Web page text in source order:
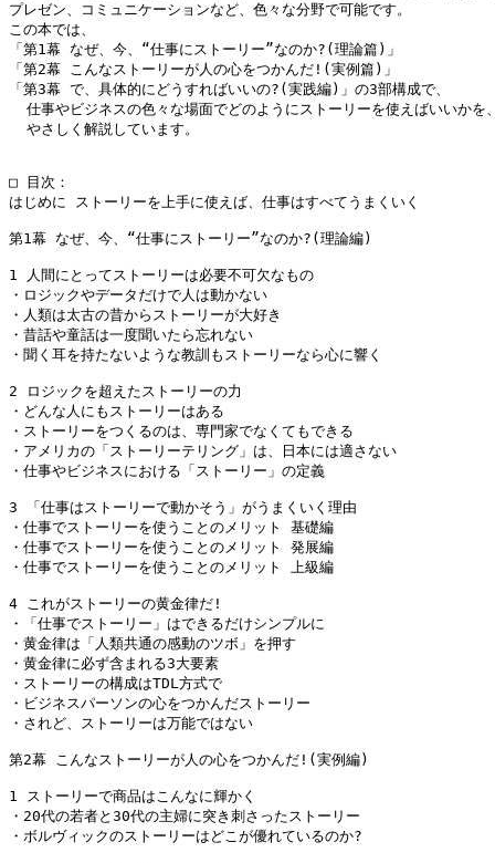
プレゼン、コミュニケーションなど、色々な分野で可能です。
この本では、
「第1幕 なぜ、今、“仕事にストーリー”なのか?(理論篇)」
「第2幕 こんなストーリーが人の心をつかんだ!(実例篇)」
「第3幕 で、具体的にどうすればいいの?(実践編)」の3部構成で、
仕事やビジネスの色々な場面でどのようにストーリーを使えばいいかを
  やさしく解説しています。
□ 目次：
はじめに ストーリーを上手に使えば、仕事はすべてうまくいく
第1幕 なぜ、今、“仕事にストーリー”なのか?(理論編)
1 人間にとってストーリーは必要不可欠なもの
・ロジックやデータだけで人は動かない
・人類は太古の昔からストーリーが大好き
・昔話や童話は一度聞いたら忘れない
・聞く耳を持たないような教訓もストーリーなら心に響く
2 ロジックを超えたストーリーの力
・どんな人にもストーリーはある
・ストーリーをつくるのは、専門家でなくてもできる
・アメリカの「ストーリーテリング」は、日本には適さない
・仕事やビジネスにおける「ストーリー」の定義
3 「仕事はストーリーで動かそう」がうまくいく理由
・仕事でストーリーを使うことのメリット 基礎編
・仕事でストーリーを使うことのメリット 発展編
・仕事でストーリーを使うことのメリット 上級編
4 これがストーリーの黄金律だ!
・「仕事でストーリー」はできるだけシンプルに
・黄金律は「人類共通の感動のツボ」を押す
・黄金律に必ず含まれる3大要素
・ストーリーの構成はTDL方式で
・ビジネスパーソンの心をつかんだストーリー
・されど、ストーリーは万能ではない
第2幕 こんなストーリーが人の心をつかんだ!(実例編)
1 ストーリーで商品はこんなに輝かく
・20代の若者と30代の主婦に突き刺さったストーリー
・ボルヴィックのストーリーはどこが優れているのか?